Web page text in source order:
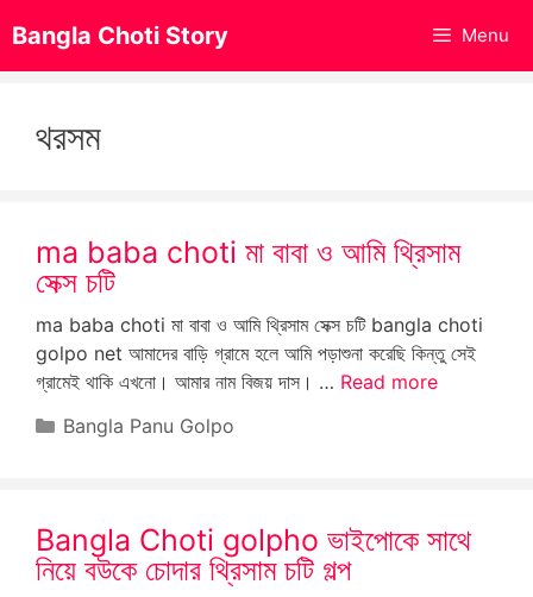
to
content
Bangla Choti Story Menu
থরসম
ma baba choti মা বাবা ও আমি থ্রিসাম
সেক্স চটি
ma baba choti মা বাবা ও আমি থ্রিসাম সেক্স চটি bangla choti
golpo net আমাদের বাড়ি গ্রামে হলে আমি পড়াশুনা করেছি কিন্তু সেই
গ্রামেই থাকি এখনো। আমার নাম বিজয় দাস। … Read more
Categories
Bangla Panu Golpo
Bangla Choti golpho ভাইপোকে সাথে
নিয়ে বউকে চোদার থ্রিসাম চটি গল্প